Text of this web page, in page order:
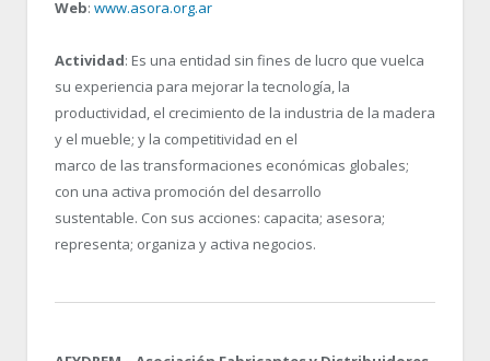
Web: www.asora.org.ar
Actividad: Es una entidad sin fines de lucro que vuelca
su experiencia para mejorar la tecnología, la
productividad, el crecimiento de la industria de la madera
y el mueble; y la competitividad en el
marco de las transformaciones económicas globales;
con una activa promoción del desarrollo
sustentable. Con sus acciones: capacita; asesora;
representa; organiza y activa negocios.